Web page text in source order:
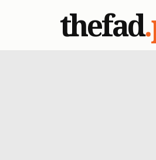
thefad